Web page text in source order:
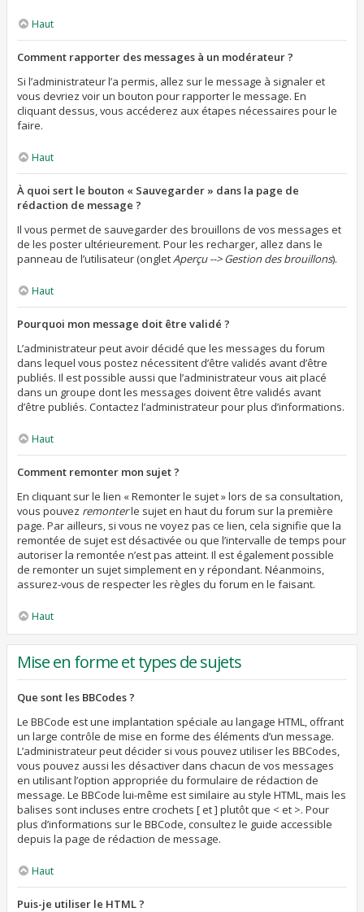
Haut
Comment rapporter des messages à un modérateur ?
Si l’administrateur l’a permis, allez sur le message à signaler et
vous devriez voir un bouton pour rapporter le message. En
cliquant dessus, vous accéderez aux étapes nécessaires pour le
faire.
Haut
À quoi sert le bouton « Sauvegarder » dans la page de
rédaction de message ?
Il vous permet de sauvegarder des brouillons de vos messages et
de les poster ultérieurement. Pour les recharger, allez dans le
panneau de l’utilisateur (ongletAperçu --> Gestion des brouillons).
Haut
Pourquoi mon message doit être validé ?
L’administrateur peut avoir décidé que les messages du forum
dans lequel vous postez nécessitent d’être validés avant d’être
publiés. Il est possible aussi que l’administrateur vous ait placé
dans un groupe dont les messages doivent être validés avant
d’être publiés. Contactez l’administrateur pour plus d’informations.
Haut
Comment remonter mon sujet ?
En cliquant sur le lien « Remonter le sujet » lors de sa consultation,
vous pouvez remonterle sujet en haut du forum sur la première
page. Par ailleurs, si vous ne voyez pas ce lien, cela signifie que la
remontée de sujet est désactivée ou que l’intervalle de temps pour
autoriser la remontée n’est pas atteint. Il est également possible
de remonter un sujet simplement en y répondant. Néanmoins,
assurez-vous de respecter les règles du forum en le faisant.
Haut
Mise en forme et types de sujets
Que sont les BBCodes ?
Le BBCode est une implantation spéciale au langage HTML, offrant
un large contrôle de mise en forme des éléments d’un message.
L’administrateur peut décider si vous pouvez utiliser les BBCodes,
vous pouvez aussi les désactiver dans chacun de vos messages
en utilisant l’option appropriée du formulaire de rédaction de
message. Le BBCode lui-même est similaire au style HTML, mais les
balises sont incluses entre crochets [ et ] plutôt que < et >. Pour
plus d’informations sur le BBCode, consultez le guide accessible
depuis la page de rédaction de message.
Haut
Puis-je utiliser le HTML ?